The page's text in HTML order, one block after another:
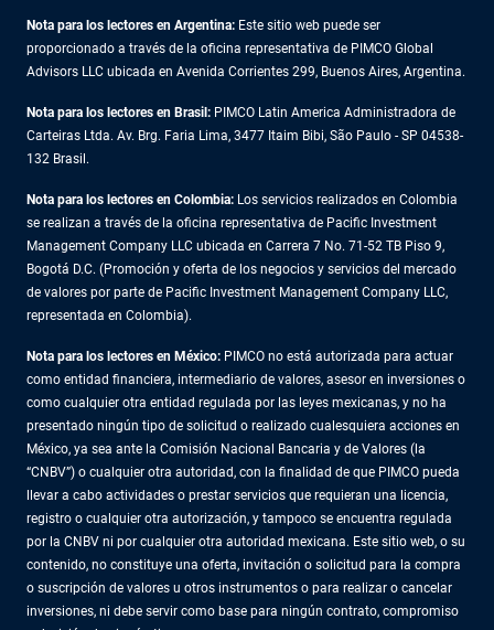
Nota para los lectores en Argentina: Este sitio web puede ser
proporcionado a través de la oficina representativa de PIMCO Global
Advisors LLC ubicada en Avenida Corrientes 299, Buenos Aires, Argentina.
Nota para los lectores en Brasil: PIMCO Latin America Administradora de
Carteiras Ltda. Av. Brg. Faria Lima, 3477 Itaim Bibi, São Paulo - SP 04538-
132 Brasil.
Nota para los lectores en Colombia: Los servicios realizados en Colombia
se realizan a través de la oficina representativa de Pacific Investment
Management Company LLC ubicada en Carrera 7 No. 71-52 TB Piso 9,
Bogotá D.C. (Promoción y oferta de los negocios y servicios del mercado
de valores por parte de Pacific Investment Management Company LLC,
representada en Colombia).
Nota para los lectores en México: PIMCO no está autorizada para actuar
como entidad financiera, intermediario de valores, asesor en inversiones o
como cualquier otra entidad regulada por las leyes mexicanas, y no ha
presentado ningún tipo de solicitud o realizado cualesquiera acciones en
México, ya sea ante la Comisión Nacional Bancaria y de Valores (la
“CNBV”) o cualquier otra autoridad, con la finalidad de que PIMCO pueda
llevar a cabo actividades o prestar servicios que requieran una licencia,
registro o cualquier otra autorización, y tampoco se encuentra regulada
por la CNBV ni por cualquier otra autoridad mexicana. Este sitio web, o su
contenido, no constituye una oferta, invitación o solicitud para la compra
o suscripción de valores u otros instrumentos o para realizar o cancelar
inversiones, ni debe servir como base para ningún contrato, compromiso